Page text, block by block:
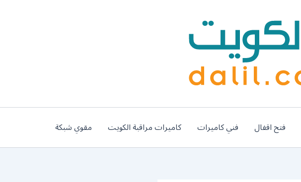
فتح اقفال فني كاميرات كاميرات مراقبة الكويت مقوي شبكة